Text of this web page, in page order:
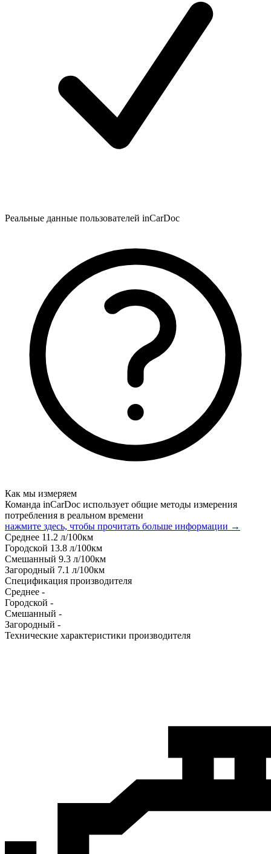
Реальные данные пользователей inCarDoc
Как мы измеряем
Команда inCarDoc использует общие методы измерения
потребления в реальном времени
нажмите здесь, чтобы прочитать больше информации →
Среднее 11.2 л/100км
Городской 13.8 л/100км
Смешанный 9.3 л/100км
Загородный 7.1 л/100км
Спецификация производителя
Среднее -
Городской -
Смешанный -
Загородный -
Технические характеристики производителя